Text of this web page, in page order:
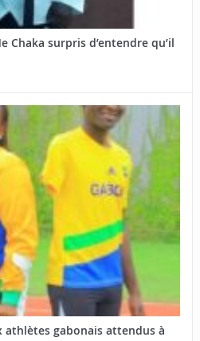
Chaka surpris d’entendre qu’il
athlètes gabonais attendus à